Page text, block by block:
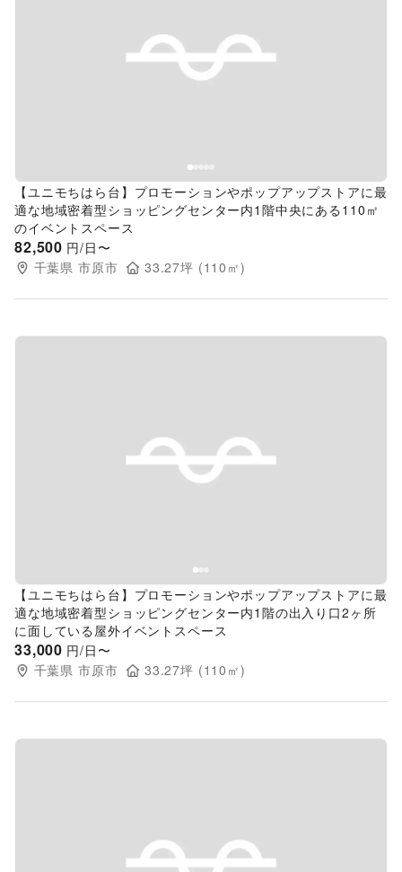
Previous slide
【ユニモちはら台】プロモーションやポップアップストアに最
適な地域密着型ショッピングセンター内1階中央にある110㎡
のイベントスペース
82,500 円/日〜
千葉県 市原市 33.27坪 (110 ㎡)
Previous slide
【ユニモちはら台】プロモーションやポップアップストアに最
適な地域密着型ショッピングセンター内1階の出入り口2ヶ所
に面している屋外イベントスペース
33,000 円/日〜
千葉県 市原市 33.27坪 (110 ㎡)